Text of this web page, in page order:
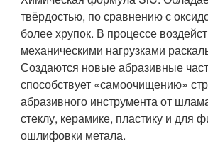
твёрдостью, по сравнению с
более хрупок. В процессе
механическими нагрузками
Создаются новые абразивные
способствует «самоочищению»
абразивного инструмента от
стеклу, керамике, пластику и для
ошлифовки метала.